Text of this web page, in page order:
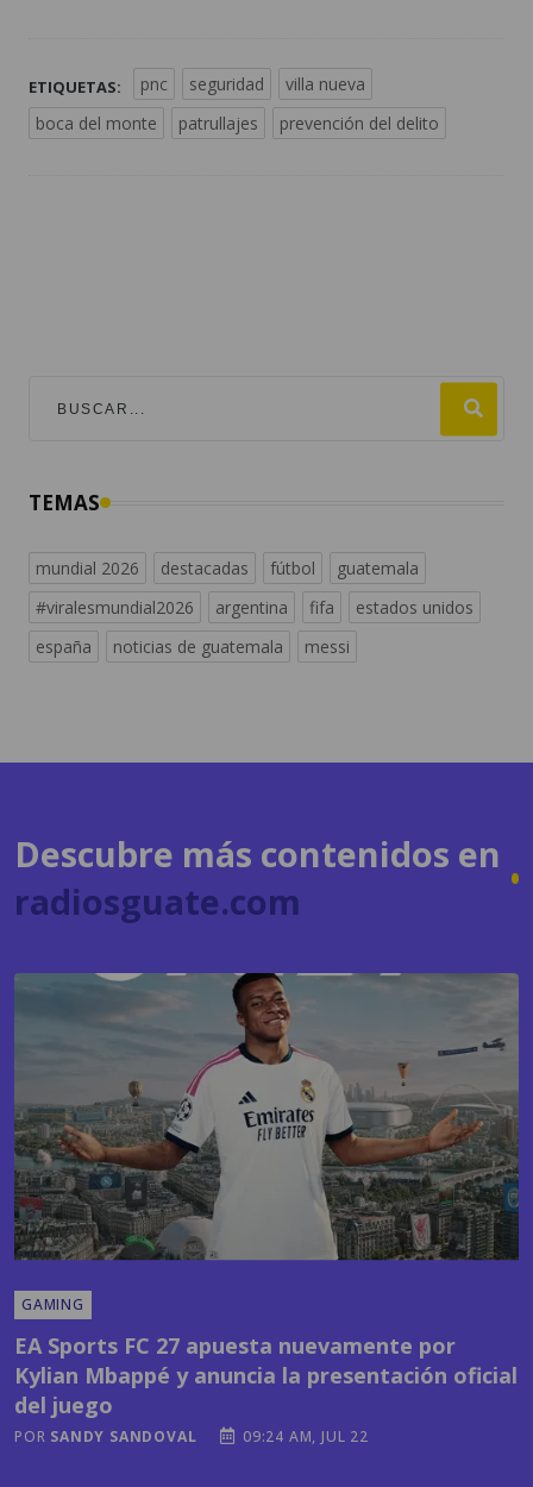
ETIQUETAS: pnc seguridad
villa nueva
boca del monte
patrullajes prevención del delito
mundial 2026
españa
noticias de guatemala messi
radiosguate.com
GAMING
Kylian Mbappé y anuncia la presentación oficial
del juego
PORSANDY SANDOVAL 09:24 AM, JUL 22